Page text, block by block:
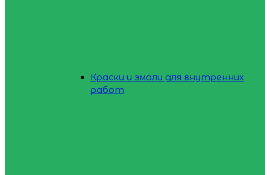
Краски и эмали для внутренних
работ